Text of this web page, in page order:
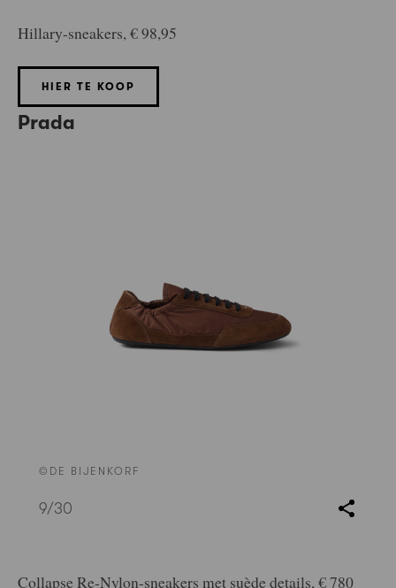
Hillary-sneakers, € 98,95
HIER TE KOOP
Prada
©DE BIJENKORF
9/30
Collapse Re-Nylon-sneakers met suède details, € 780